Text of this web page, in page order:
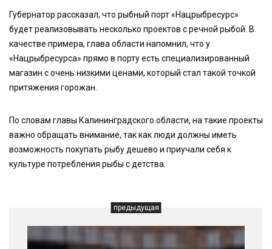
Губернатор рассказал, что рыбный порт «Нацрыбресурс»
будет реализовывать несколько проектов с речной рыбой. В
качестве примера, глава области напомнил, что у
«Нацрыбресурса» прямо в порту есть специализированный
магазин с очень низкими ценами, который стал такой точкой
притяжения горожан.
По словам главы Калининградского области, на такие проекты
важно обращать внимание, так как люди должны иметь
возможность покупать рыбу дешево и приучали себя к
культуре потребления рыбы с детства.
предыдущая